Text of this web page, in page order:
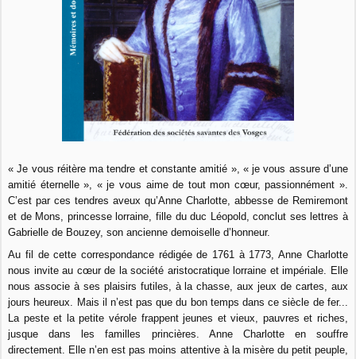
« Je vous réitère ma tendre et constante amitié », « je vous assure d’une
amitié éternelle », « je vous aime de tout mon cœur, passionnément ».
C’est par ces tendres aveux qu’Anne Charlotte, abbesse de Remiremont
et de Mons, princesse lorraine, fille du duc Léopold, conclut ses lettres à
Gabrielle de Bouzey, son ancienne demoiselle d’honneur.
Au fil de cette correspondance rédigée de 1761 à 1773, Anne Charlotte
nous invite au cœur de la société aristocratique lorraine et impériale. Elle
nous associe à ses plaisirs futiles, à la chasse, aux jeux de cartes, aux
jours heureux. Mais il n’est pas que du bon temps dans ce siècle de fer...
La peste et la petite vérole frappent jeunes et vieux, pauvres et riches,
jusque dans les familles princières. Anne Charlotte en souffre
directement. Elle n’en est pas moins attentive à la misère du petit peuple,